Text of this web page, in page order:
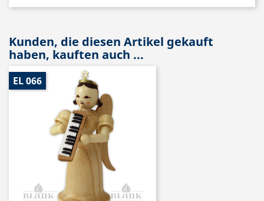
Kunden, die diesen Artikel gekauft
haben, kauften auch ...
EL 066